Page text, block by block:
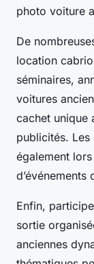
photo voiture
De
location
séminaires,
voitures
cachet unique
publicités. Les
également
d’événements
Enfin,
sortie
anciennes